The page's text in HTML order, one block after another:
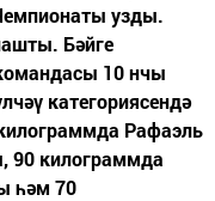
узды.
Бәйге
10 нчы
категориясендә
Рафаэль
90 килограммда
һәм 70